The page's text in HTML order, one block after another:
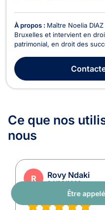
Être
À propos : Maître Noelia
Bruxelles et intervient en
patrimonial, en droit des
particulière en droit de la
relevant des contrats de
Ce que nos
nous
R Rovy Ndaki
04/08/2026